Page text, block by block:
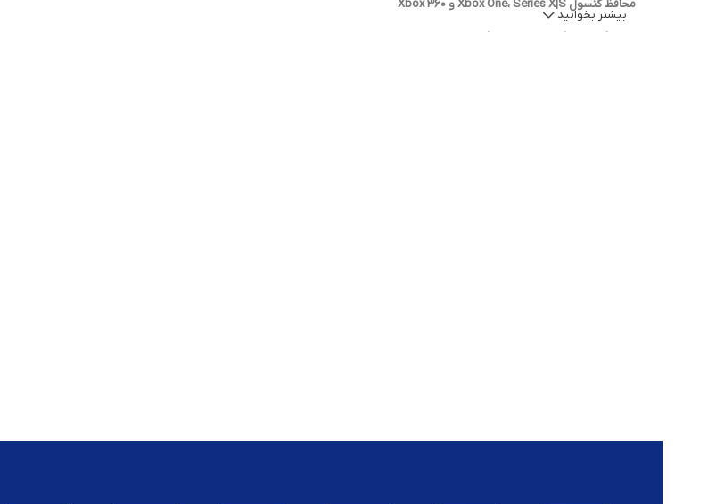
محافظ کنسول Xbox One، Series X|S و Xbox 360
بیشتر بخوانید